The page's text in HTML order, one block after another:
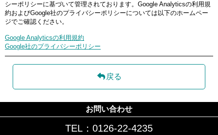
シーポリシーに基づいて管理されております。Google Analyticsの利用規
約およびGoogle社のプライバシーポリシーについては以下のホームペー
ジでご確認ください。
Google Analyticsの利用規約
Google社のプライバシーポリシー
戻る
お問い合わせ
TEL：0126-22-4235